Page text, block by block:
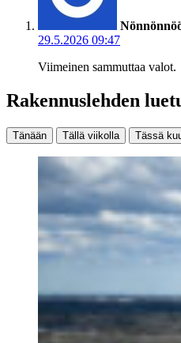
29.5.2026 09:47
Viimeinen sammuttaa valot.
Rakennuslehden
Tänään Tällä viikolla Tässä